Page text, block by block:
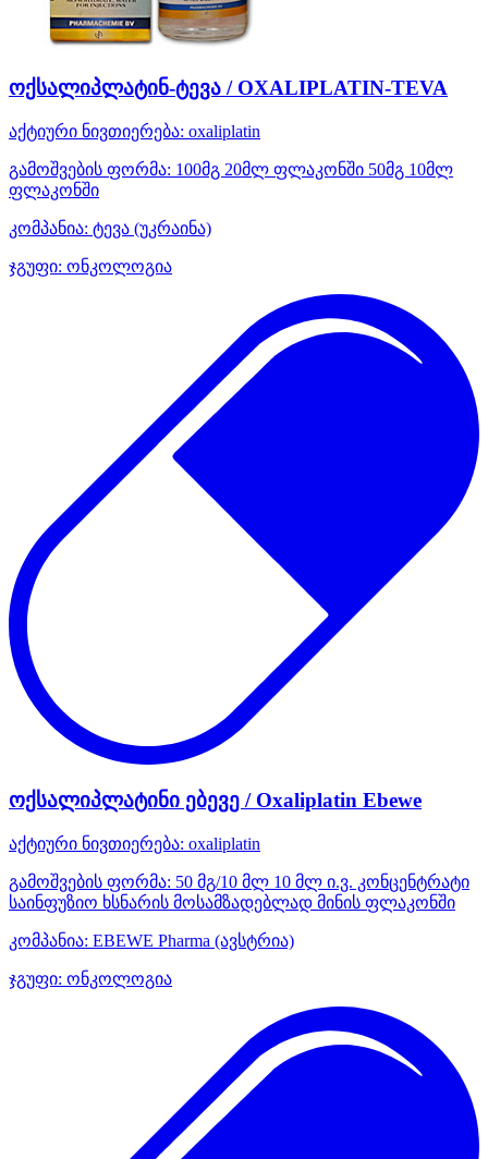
ოქსალიპლატინ-ტევა / OXALIPLATIN-TEVA
აქტიური ნივთიერება: oxaliplatin
გამოშვების ფორმა: 100მგ 20მლ ფლაკონში 50მგ 10მლ
ფლაკონში
კომპანია: ტევა (უკრაინა)
ჯგუფი: ონკოლოგია
ოქსალიპლატინი ებევე / Oxaliplatin Ebewe
აქტიური ნივთიერება: oxaliplatin
გამოშვების ფორმა: 50 მგ/10 მლ 10 მლ ი.ვ. კონცენტრატი
საინფუზიო ხსნარის მოსამზადებლად მინის ფლაკონში
კომპანია: EBEWE Pharma (ავსტრია)
ჯგუფი: ონკოლოგია